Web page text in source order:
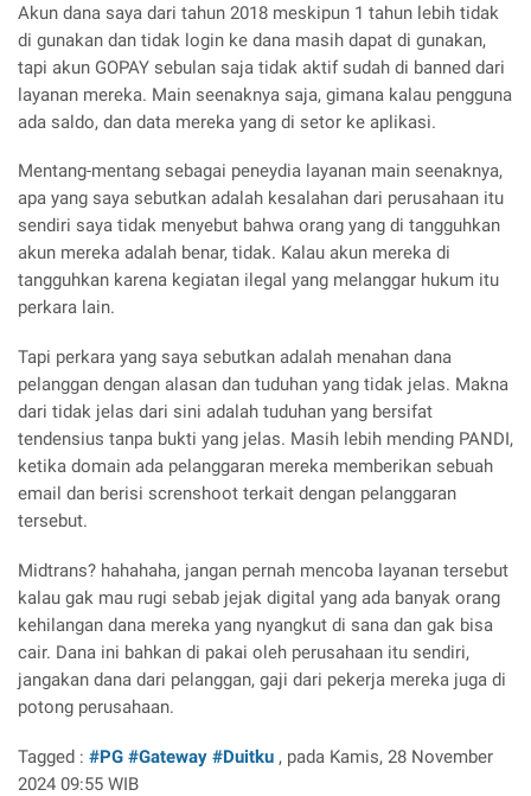
Akun dana saya dari tahun 2018 meskipun 1 tahun lebih tidak
di gunakan dan tidak login ke dana masih dapat di gunakan,
tapi akun GOPAY sebulan saja tidak aktif sudah di banned dari
layanan mereka. Main seenaknya saja, gimana kalau pengguna
ada saldo, dan data mereka yang di setor ke aplikasi.
Mentang-mentang sebagai peneydia layanan main seenaknya,
apa yang saya sebutkan adalah kesalahan dari perusahaan itu
sendiri saya tidak menyebut bahwa orang yang di tangguhkan
akun mereka adalah benar, tidak. Kalau akun mereka di
tangguhkan karena kegiatan ilegal yang melanggar hukum itu
perkara lain.
Tapi perkara yang saya sebutkan adalah menahan dana
pelanggan dengan alasan dan tuduhan yang tidak jelas. Makna
dari tidak jelas dari sini adalah tuduhan yang bersifat
tendensius tanpa bukti yang jelas. Masih lebih mending PANDI,
ketika domain ada pelanggaran mereka memberikan sebuah
email dan berisi screnshoot terkait dengan pelanggaran
tersebut.
Midtrans? hahahaha, jangan pernah mencoba layanan tersebut
kalau gak mau rugi sebab jejak digital yang ada banyak orang
kehilangan dana mereka yang nyangkut di sana dan gak bisa
cair. Dana ini bahkan di pakai oleh perusahaan itu sendiri,
jangakan dana dari pelanggan, gaji dari pekerja mereka juga di
potong perusahaan.
Tagged : #PG #Gateway #Duitku , pada Kamis, 28 November
2024 09:55 WIB